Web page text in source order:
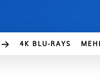
4K BLU-RAYS